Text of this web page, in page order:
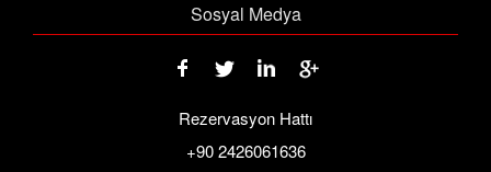
Sosyal Medya
Rezervasyon Hattı
+90 2426061636